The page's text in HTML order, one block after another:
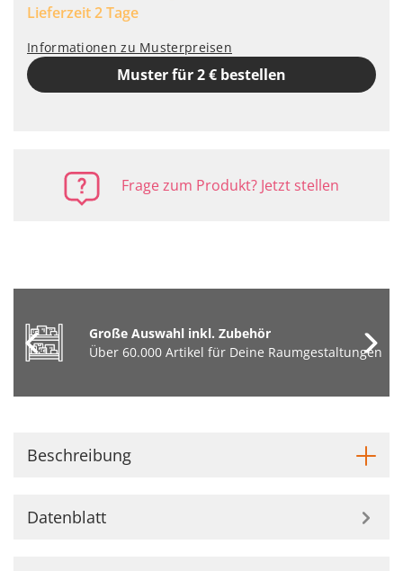
Lieferzeit 2 Tage
Informationen zu Musterpreisen
Muster für 2 € bestellen
Frage zum Produkt? Jetzt stellen
Große Auswahl inkl. Zubehör
Über 60.000 Artikel für Deine Raumgestaltungen
Beschreibung
Datenblatt